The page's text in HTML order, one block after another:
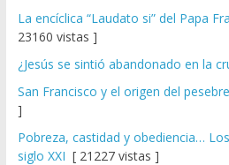
La encíclica “Laudato si” del Papa
23160 vistas ]
¿Jesús se sintió abandonado en la
San Francisco y el origen del
]
Pobreza, castidad y obediencia…
siglo XXI [ 21227 vistas ]